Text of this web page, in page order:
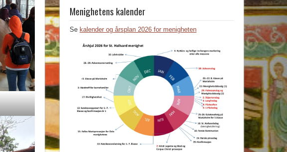
Menighetens kalender
Se kalender og årsplan 2026 for menigheten